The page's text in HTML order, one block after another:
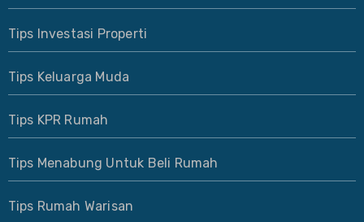
Tips Investasi Properti
Tips Keluarga Muda
Tips KPR Rumah
Tips Menabung Untuk Beli Rumah
Tips Rumah Warisan